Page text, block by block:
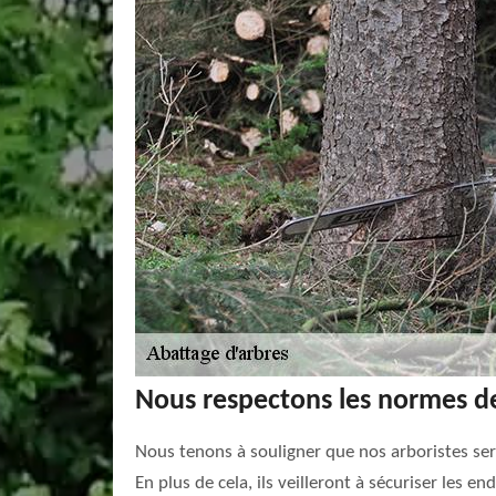
Nous respectons les normes
Nous tenons à souligner que nos arboristes
En plus de cela, ils veilleront à sécuriser les